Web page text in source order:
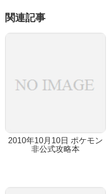
関連記事
2010年10月10日 ポケモン
非公式攻略本